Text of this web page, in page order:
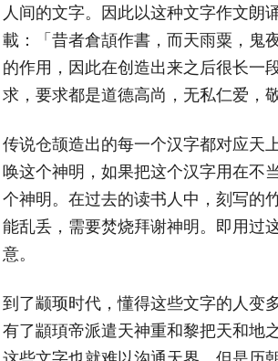
人间的文字。因此以这种文字作文朗
載：「昔者倉頡作書，而天雨粟，鬼
的作用，因此在创造出来之后很长一
求，要求都是道德高尚，无私仁爱，
传说仓颉造出的每一个汉字都对应天
唤这个神明，如果把这个汉字用在不
个神明。在过去的读书人中，刻写的
能乱丢，需要焚烧拜谢神明。即用过
意。
到了颛顼时代，懂得这些文字的人变
有了顓頊帝派遣天神重和黎把天和地